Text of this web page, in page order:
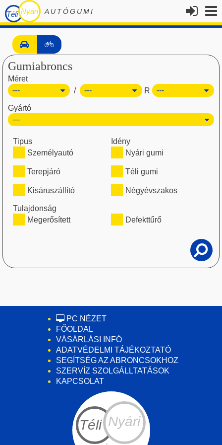
Téli Nyári AUTÓGUMI
Gumiabroncs
Méret
/
R
Gyártó
Tipus
Személyautó
Terepjáró
Kisáruszállító
Idény
Nyári gumi
Téli gumi
Négyévszakos
Tulajdonság
Megerősített
Defekttűrő
PC NÉZET
FŐOLDAL
VÁSÁRLÁSI INFÓ
ADATVÉDELMI TÁJÉKOZTATÓ
SEGÍTSÉG AZ ABRONCSOKHOZ
SZERVÍZ SZOLGÁLLTATÁSOK
KAPCSOLAT
Téli Nyári